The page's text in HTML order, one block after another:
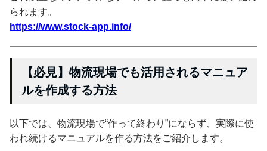
られます。
https://www.stock-app.info/
【必見】物流現場でも活用されるマニュア
ルを作成する方法
以下では、物流現場で“作って終わり”にならず、実際に使
われ続けるマニュアルを作る方法をご紹介します。